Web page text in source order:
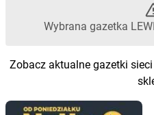
Wybrana gazetka
Zobacz aktualne gazetki